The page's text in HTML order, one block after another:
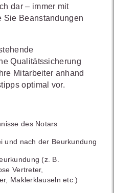
dar – immer mit
Sie Beanstandungen
Qualitätssicherung
Mitarbeiter anhand
optimal vor.
des Notars
und nach der Beurkundung
(z. B.
Vertreter,
Maklerklauseln etc.)